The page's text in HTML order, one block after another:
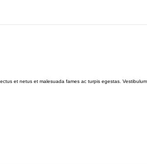
et netus et malesuada fames ac turpis egestas.